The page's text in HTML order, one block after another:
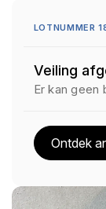
LOTNUMMER
Veiling
Er kan
Ontdek